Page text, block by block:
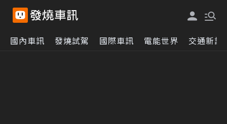
國內車訊 發燒試駕 國際車訊 電能世界 交通新訊